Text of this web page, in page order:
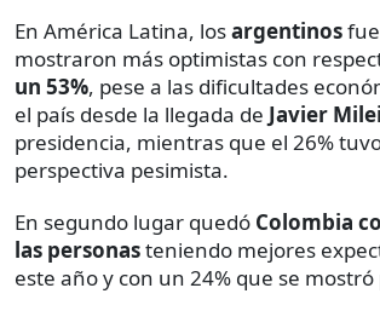
En América Latina, losargentinos
mostraron más optimistas con
un 53%, pese a las dificultades
el país desde la llegada de Javier Milei
presidencia, mientras que el 26%
perspectiva pesimista.
En segundo lugar quedó Colombia
las personasteniendo mejores
este año y con un 24% que se